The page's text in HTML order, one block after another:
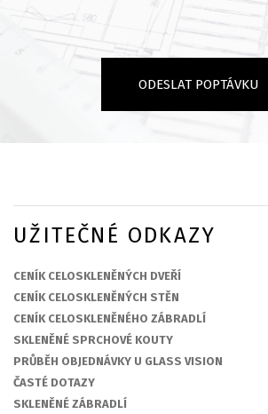
UŽITEČNÉ ODKAZY
CENÍK CELOSKLENĚNÝCH DVEŘÍ
CENÍK CELOSKLENĚNÝCH STĚN
CENÍK CELOSKLENĚNÉHO ZÁBRADLÍ
SKLENĚNÉ SPRCHOVÉ KOUTY
PRŮBĚH OBJEDNÁVKY U GLASS VISION
ČASTÉ DOTAZY
SKLENĚNÉ ZÁBRADLÍ